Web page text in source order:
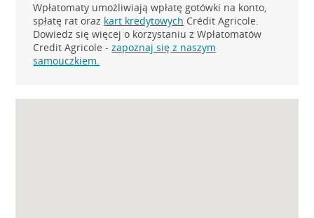
Wpłatomaty umożliwiają wpłatę gotówki na konto,
spłatę rat oraz kart kredytowych Crédit Agricole.
Dowiedz się więcej o korzystaniu z Wpłatomatów
Credit Agricole -zapoznaj się z naszym
samouczkiem.